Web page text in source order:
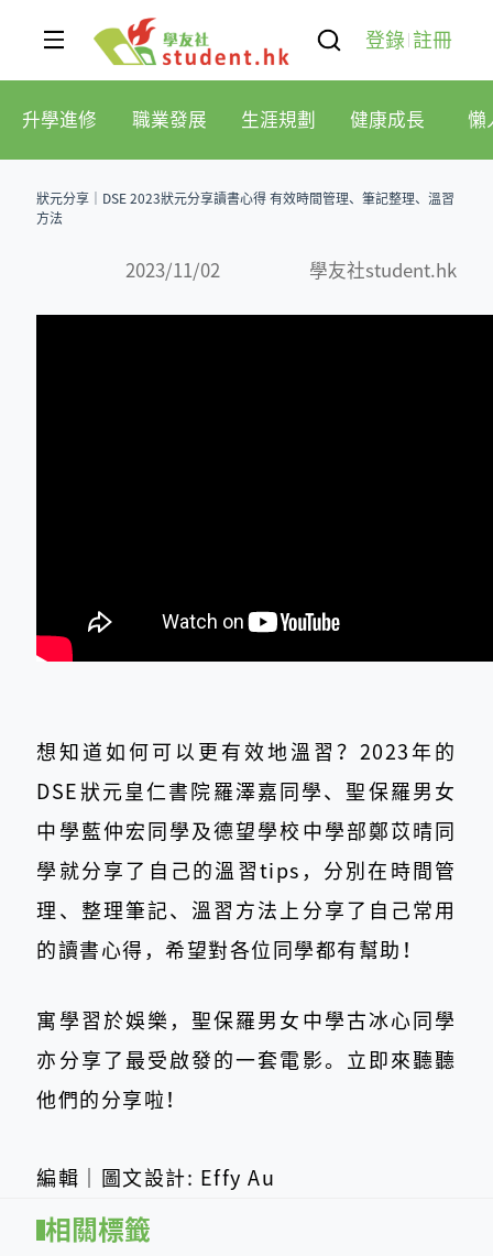
登錄 註冊
升學進修 職業發展 生涯規劃 健康成長 懶
狀元分享｜DSE 2023狀元分享讀書心得 有效時間管理、筆記整理、溫習
方法
2023/11/02 學友社student.hk
想知道如何可以更有效地溫習？2023年的
DSE狀元皇仁書院羅澤嘉同學、聖保羅男女
中學藍仲宏同學及德望學校中學部鄭苡晴同
學就分享了自己的溫習tips，分別在時間管
理、整理筆記、溫習方法上分享了自己常用
的讀書心得，希望對各位同學都有幫助！
寓學習於娛樂，聖保羅男女中學古冰心同學
亦分享了最受啟發的一套電影。立即來聽聽
他們的分享啦！
編輯｜圖文設計: Effy Au
相關標籤